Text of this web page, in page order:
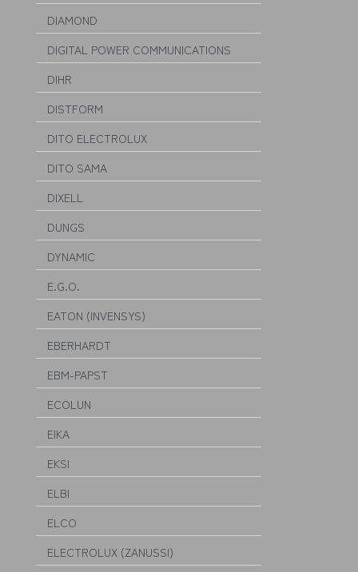
DIAMOND
DIGITAL POWER COMMUNICATIONS
DIHR
DISTFORM
DITO ELECTROLUX
DITO SAMA
DIXELL
DUNGS
DYNAMIC
E.G.O.
EATON (INVENSYS)
EBERHARDT
EBM-PAPST
ECOLUN
EIKA
EKSI
ELBI
ELCO
ELECTROLUX (ZANUSSI)